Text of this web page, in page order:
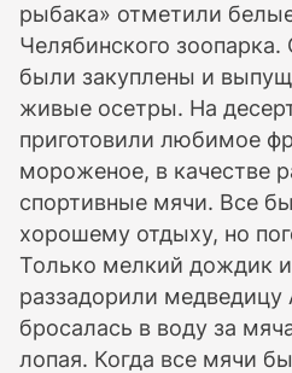
рыбака» отметили
Челябинского
были закуплены и
живые осетры. На
приготовили любимое
мороженое, в качестве
спортивные мячи. Все
хорошему отдыху, но
Только мелкий дождик
раззадорили
бросалась в воду за
лопая. Когда все мячи